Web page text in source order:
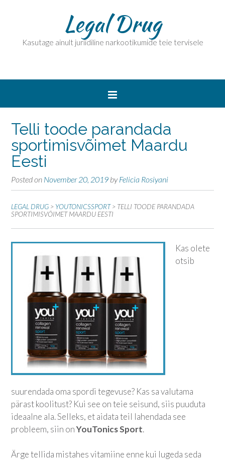
Legal Drug
Kasutage ainult juriidiline narkootikumide teie tervisele
Telli toode parandada
sportimisvõimet Maardu
Eesti
Posted on November 20, 2019 byFelicia Rosiyani
LEGAL DRUG > YOUTONICSSPORT > TELLI TOODE PARANDADA
SPORTIMISVÕIMET MAARDU EESTI
Kas olete
otsib
suurendada oma spordi tegevuse? Kas sa valutama
pärast koolitust? Kui see on teie seisund, siis puuduta
ideaalne ala. Selleks, et aidata teil lahendada see
probleem, siin onYouTonics Sport.
Ärge tellida mistahes vitamiine enne kui lugeda seda